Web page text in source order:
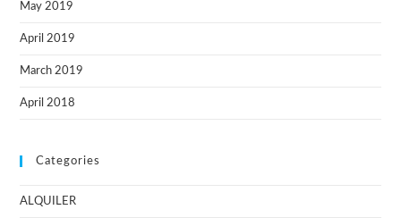
May 2019
April 2019
March 2019
April 2018
Categories
ALQUILER